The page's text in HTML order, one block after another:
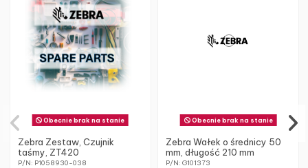
Obecnie brak na stanie
Zebra Zestaw, Czujnik
taśmy, ZT420
P/N: P1058930-038
Obecnie brak na stanie
Zebra Wałek o średnicy 50
mm, długość 210 mm
P/N: G101373